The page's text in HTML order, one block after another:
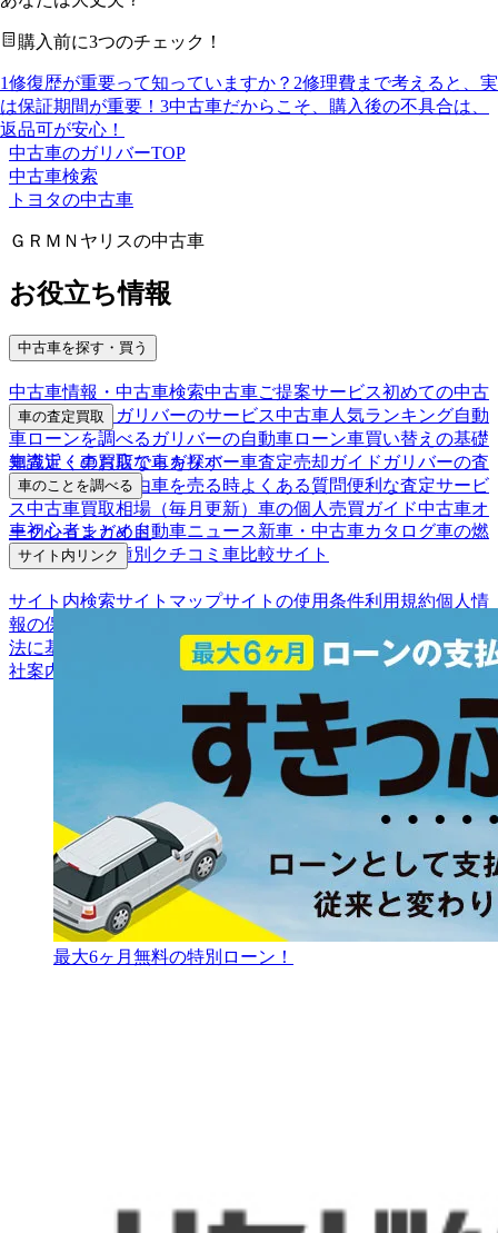
購入前に3つのチェック！
1修復歴が重要って知っていますか？ 2修理費まで考えると、実
は保証期間が重要！ 3中古車だからこそ、購入後の不具合は、
返品可が安心！
中古車のガリバーTOP
中古車検索
トヨタの中古車
ＧＲＭＮヤリスの中古車
お役立ち情報
中古車を探す・買う
中古車情報・中古車検索中古車ご提案サービス初めての中古
車購入ガイド
ガリバーのサービス中古車人気ランキング自動
車ローンを調べる ガリバーの自動車ローン車買い替えの基礎
知識近くのお店で車を探す
車の査定買取
車査定・車買取ならガリバー車査定売却ガイド ガリバーの査
定が選ばれる理由車を売る時よくある質問便利な査定サービ
ス中古車買取相場（毎月更新） 車の個人売買ガイド中古車オ
ークションガイド
車のことを調べる
車初心者まとめ自動車ニュース新車・中古車カタログ車の燃
費を調べる車種別クチコミ 車比較サイト
サイト内リンク
サイト内検索サイトマップサイトの使用条件利用規約個人情
報の保護について
法に基づく表示
アフィリエイトパートナー募集お客様の声会
社案内
最大6ヶ月無料の特別ローン！